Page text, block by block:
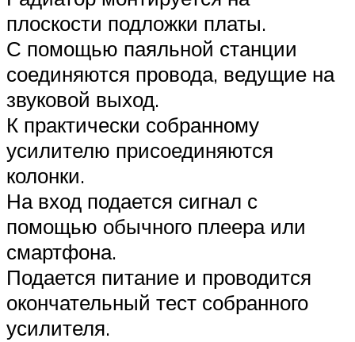
плоскости подложки платы.
С помощью паяльной станции
соединяются провода, ведущие на
звуковой выход.
К практически собранному
усилителю присоединяются
колонки.
На вход подается сигнал с
помощью обычного плеера или
смартфона.
Подается питание и проводится
окончательный тест собранного
усилителя.